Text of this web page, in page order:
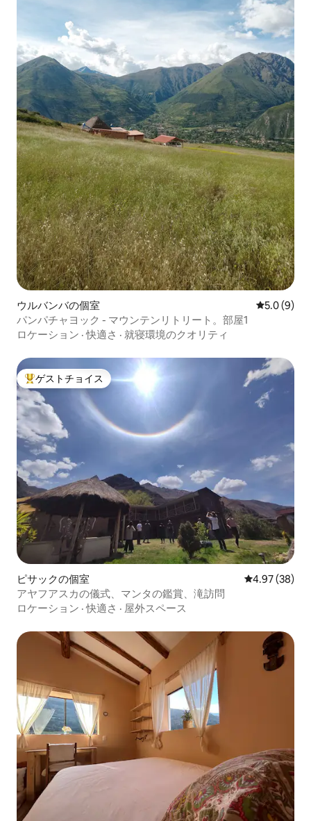
ウルバンバの個室 レビュー9
5.0 (9)
パンパチャヨック - マウンテンリトリート。部屋1
ロケーション ·快適さ · 就寝環境のクオリティ
大好評のゲストチョイスです。
ゲストチョイス
ピサックの個室 レビュー38
4.97 (38)
アヤフアスカの儀式、マンタの鑑賞、滝訪問
ロケーション ·快適さ · 屋外スペース